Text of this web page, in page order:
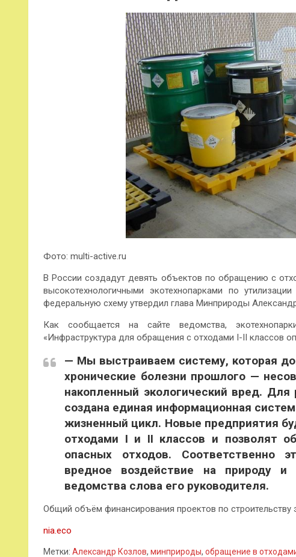
Фото: multi-active.ru
В России создадут девять объектов по обращению с
высокотехнологичными экотехнопарками по
федеральную схему утвердил глава Минприроды
Как сообщается на сайте ведомства,
«Инфраструктура для обращения с отходами I-II классов
— Мы выстраиваем систему, которая
хронические болезни прошлого —
накопленный экологический вред.
создана единая информационная
жизненный цикл. Новые предприятия
отходами I и II классов и позволят
опасных отходов. Соответственно
вредное воздействие на природу
ведомства слова его руководителя.
Общий объём финансирования проектов по строительству
nia.eco
Метки: Александр Козлов, минприроды, обращение в